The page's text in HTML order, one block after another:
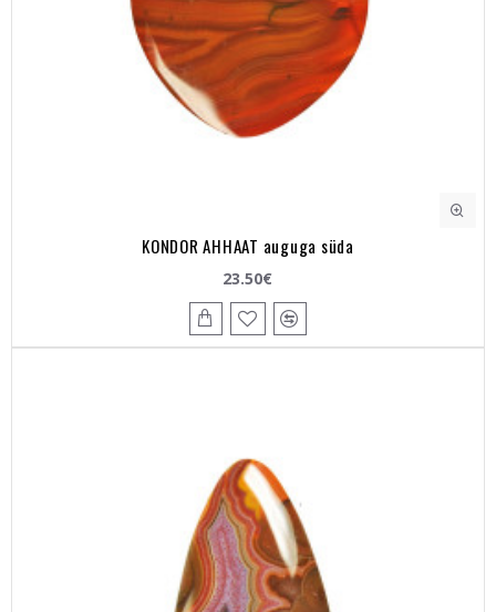
KONDOR AHHAAT auguga süda
23.50€